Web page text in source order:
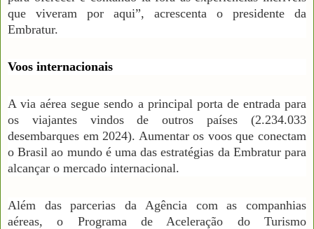
que viveram por aqui”, acrescenta o presidente da
Embratur.
Voos internacionais
A via aérea segue sendo a principal porta de entrada para
os viajantes vindos de outros países (2.234.033
desembarques em 2024). Aumentar os voos que conectam
o Brasil ao mundo é uma das estratégias da Embratur para
alcançar o mercado internacional.
Além das parcerias da Agência com as companhias
aéreas, o Programa de Aceleração do Turismo